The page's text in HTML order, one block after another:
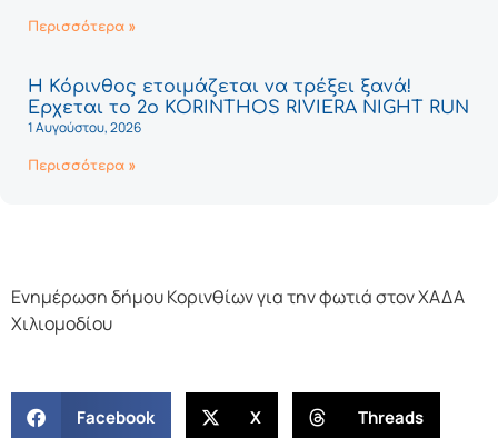
Περισσότερα »
Η Κόρινθος ετοιμάζεται να τρέξει ξανά!
Έρχεται το 2ο KORINTHOS RIVIERA NIGHT RUN
1 Αυγούστου, 2026
Περισσότερα »
Ενημέρωση δήμου Κορινθίων για την φωτιά στον ΧΑΔΑ
Χιλιομοδίου
Facebook X Threads